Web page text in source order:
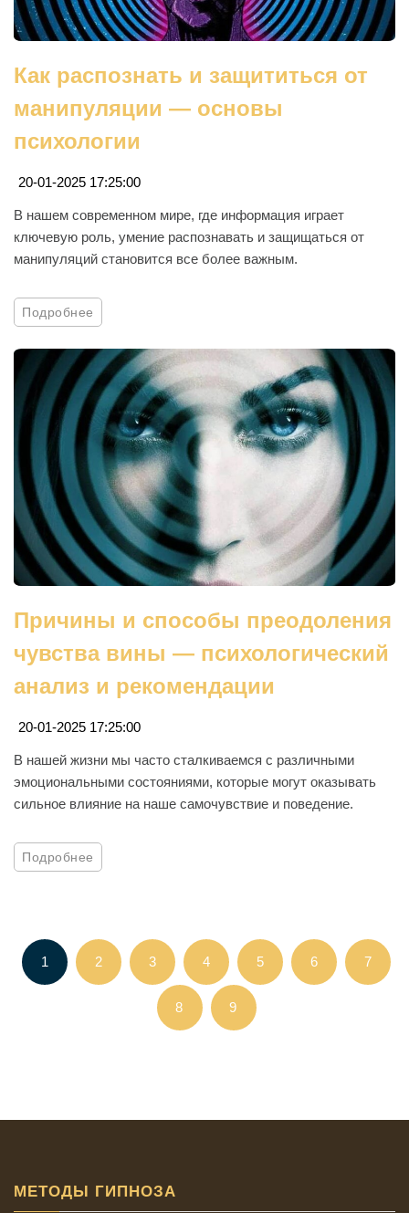
Как распознать и защититься от
манипуляции — основы
психологии
20-01-2025 17:25:00
В нашем современном мире, где информация играет
ключевую роль, умение распознавать и защищаться от
манипуляций становится все более важным.
Подробнее
Причины и способы преодоления
чувства вины — психологический
анализ и рекомендации
20-01-2025 17:25:00
В нашей жизни мы часто сталкиваемся с различными
эмоциональными состояниями, которые могут оказывать
сильное влияние на наше самочувствие и поведение.
Подробнее
1 2 3 4 5 6 7
8 9
МЕТОДЫ ГИПНОЗА